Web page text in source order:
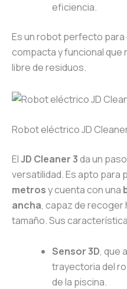
eficiencia.
Es un robot perfecto para
compacta y funcional que
libre de residuos.
Robot eléctrico JD
ElJD Cleaner 3da un
versatilidad. Es apto para
metrosy cuenta con una
ancha, capaz de recoger
tamaño. Sus
Sensor 3D, que
trayectoria del
de la piscina.